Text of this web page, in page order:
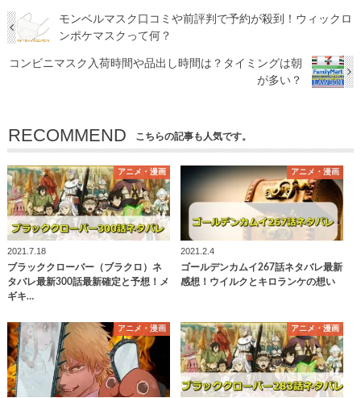
モンベルマスク口コミや前評判で予約が殺到！ウィックロ
ンポケマスクって何？
コンビニマスク入荷時間や品出し時間は？タイミングは朝
が多い？
RECOMMEND こちらの記事も人気です。
アニメ・漫画
2021.7.18
ブラッククローバー（ブラクロ）ネ
タバレ最新300話最新確定と予想！メ
ギキ…
アニメ・漫画
2021.2.4
ゴールデンカムイ267話ネタバレ最新
感想！ウイルクとキロランケの想い
アニメ・漫画 アニメ・漫画